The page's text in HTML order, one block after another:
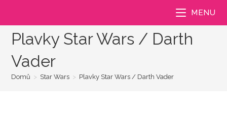
MENU
Plavky Star Wars / Darth
Vader
Domů > Star Wars > Plavky Star Wars / Darth Vader